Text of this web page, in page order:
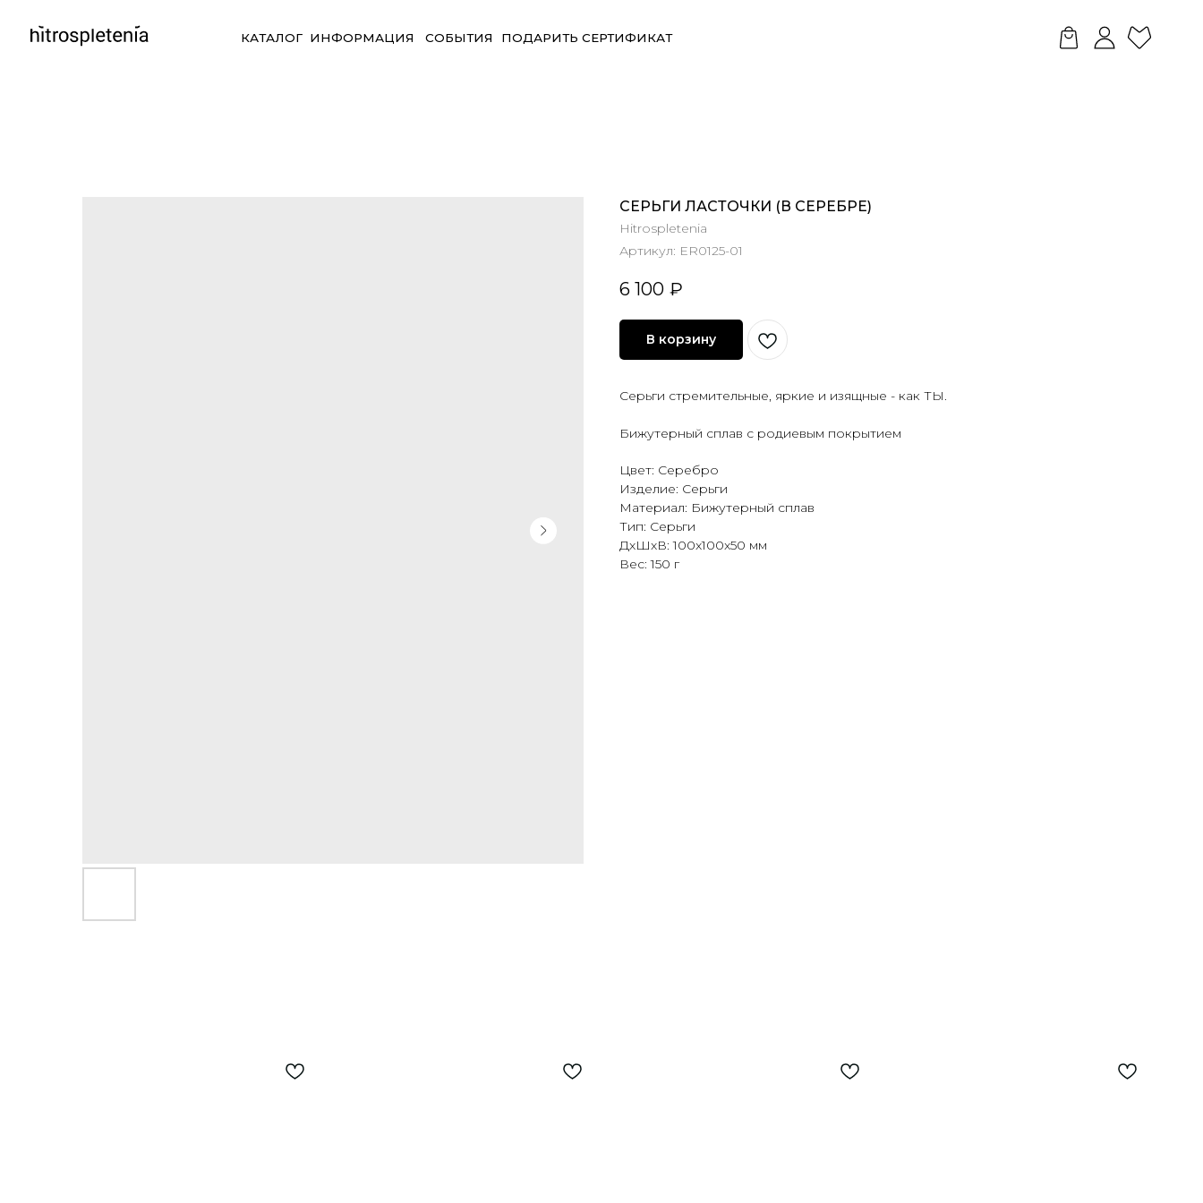
КАТАЛОГ ИНФОРМАЦИЯ СОБЫТИЯ ПОДАРИТЬ СЕРТИФИКАТ
СЕРЬГИ ЛАСТОЧКИ (В СЕРЕБРЕ)
Hitrospletenia
Артикул: ER0125-01
6 100 ₽
В корзину
Серьги стремительные, яркие и изящные - как ТЫ.
Бижутерный сплав с родиевым покрытием
Цвет: Серебро
Изделие: Серьги
Материал: Бижутерный сплав
Тип: Серьги
ДxШxВ: 100x100x50 мм
Вес: 150 г